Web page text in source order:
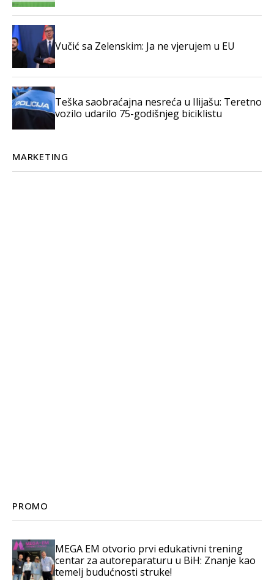
Vučić sa Zelenskim: Ja ne vjerujem u EU
Teška saobraćajna nesreća u Ilijašu: Teretno
vozilo udarilo 75-godišnjeg biciklistu
MARKETING
PROMO
MEGA EM otvorio prvi edukativni trening
centar za autoreparaturu u BiH: Znanje kao
temelj budućnosti struke!